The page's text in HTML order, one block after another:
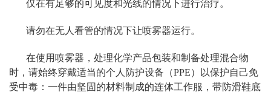
仅在有足够的可见度和光线的情况下进行治疗。
请勿在无人看管的情况下让喷雾器运行。
在使用喷雾器，处理化学产品包装和制备处理混合物
时，请始终穿戴适当的个人防护设备（PPE）以保护自己免
受中毒：一件由坚固的材料制成的连体工作服，带防滑鞋底